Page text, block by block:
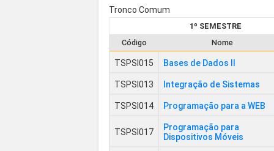
Tronco Comum
1º SEMESTRE
Código
Nome
TSPSI015 Bases de Dados II
TSPSI013 Integração de Sistemas
TSPSI014 Programação para a WEB
TSPSI017
Programação para
Dispositivos Móveis